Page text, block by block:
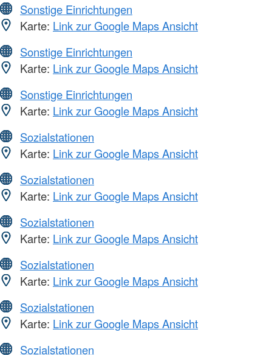
Sonstige Einrichtungen
Karte: Link zur Google Maps Ansicht
Sonstige Einrichtungen
Karte: Link zur Google Maps Ansicht
Sonstige Einrichtungen
Karte: Link zur Google Maps Ansicht
Sozialstationen
Karte: Link zur Google Maps Ansicht
Sozialstationen
Karte: Link zur Google Maps Ansicht
Sozialstationen
Karte: Link zur Google Maps Ansicht
Sozialstationen
Karte: Link zur Google Maps Ansicht
Sozialstationen
Karte: Link zur Google Maps Ansicht
Sozialstationen